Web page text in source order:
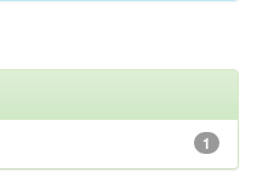
1